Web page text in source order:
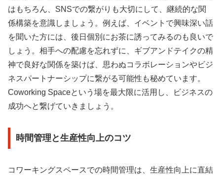
はもちろん、SNSでの繋がりも大切にして、継続的な関
係構築を意識しましょう。例えば、イベントで興味深い話
を聞いた方には、後日個別にお茶に誘ってみるのも良いで
しょう。相手への配慮を忘れずに、ギブアンドテイクの精
神で良好な関係を築けば、思わぬコラボレーションやビジ
ネスパートナーシップに繋がる可能性も秘めています。
Coworking Spaceという場を最大限に活用し、ビジネスの
成功へと繋げていきましょう。
時間管理と生産性向上のコツ
コワーキングスペースでの時間管理は、生産性向上に直結